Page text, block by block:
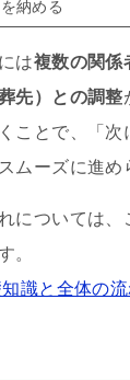
納める
は複数の関係
先）との調整
ことで、「次
ムーズに進め
については、
。
識と全体の